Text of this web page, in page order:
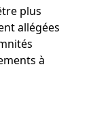
plus
allégées
à